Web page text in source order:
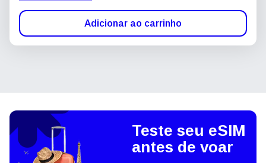
Adicionar ao carrinho
Teste seu eSIM
antes de voar